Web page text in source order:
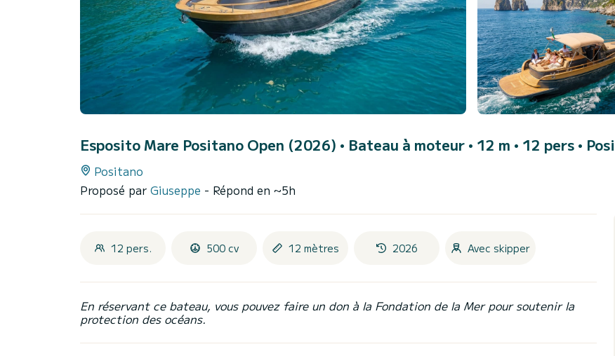
Esposito Mare Positano Open (2026) • Bateau à moteur • 12 m • 12 pers •
Positano
Proposé par Giuseppe - Répond en ~5h
12 pers. 500 cv 12 mètres 2026 Avec skipper
En réservant ce bateau, vous pouvez faire un don à la Fondation de la Mer pour soutenir la
protection des océans.